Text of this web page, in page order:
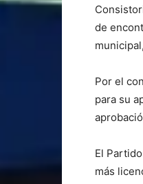
de
Por el
para su
El
más